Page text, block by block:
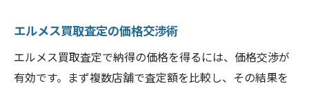
エルメス買取査定の価格交渉術
エルメス買取査定で納得の価格を得るには、価格交渉が
有効です。まず複数店舗で査定額を比較し、その結果を